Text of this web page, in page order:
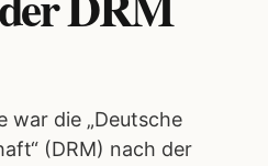
war die „Deutsche
(DRM) nach der